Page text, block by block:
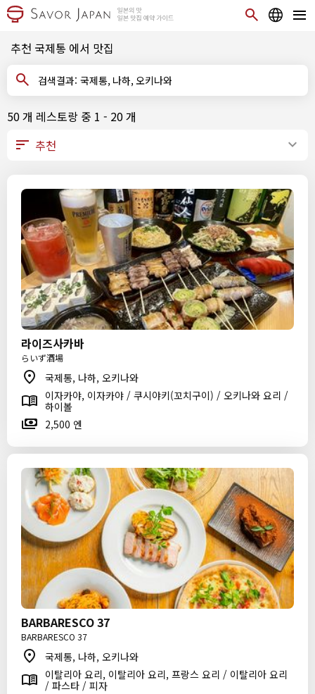
추천 국제통 에서 맛집
검색결과: 국제통, 나하, 오키나와
50 개 레스토랑 중 1 - 20 개
라이즈사카바
らいず酒場
국제통, 나하, 오키나와
이자카야, 이자카야 / 쿠시야키(꼬치구이) / 오키나와 요리 /
하이볼
2,500 엔
BARBARESCO 37
BARBARESCO 37
국제통, 나하, 오키나와
이탈리아 요리, 이탈리아 요리, 프랑스 요리 / 이탈리아 요리
/ 파스타 / 피자